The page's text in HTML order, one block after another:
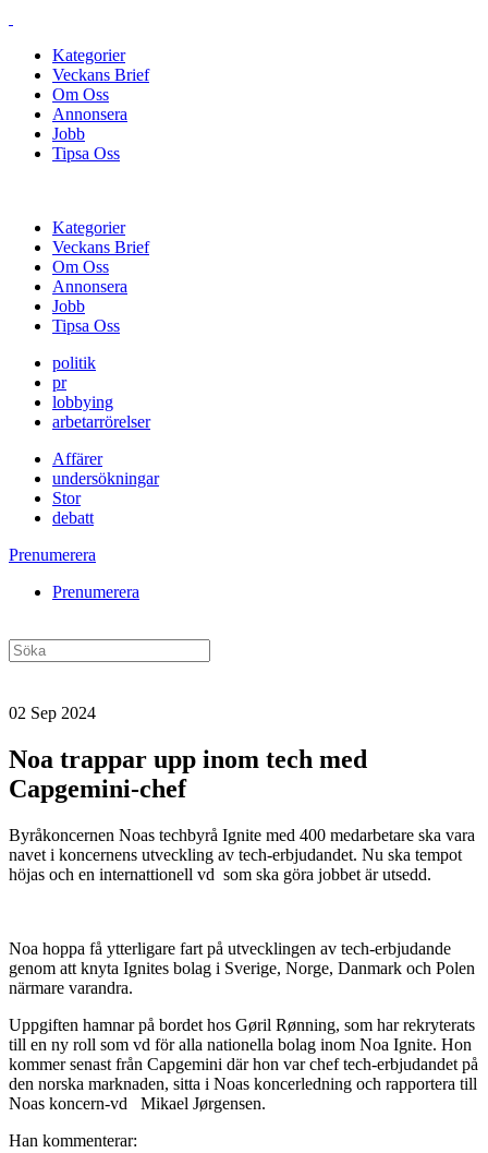
Kategorier
Veckans Brief
Om Oss
Annonsera
Jobb
Tipsa Oss
Kategorier
Veckans Brief
Om Oss
Annonsera
Jobb
Tipsa Oss
politik
pr
lobbying
arbetarrörelser
Affärer
undersökningar
Stor
debatt
Prenumerera
Prenumerera
02 Sep 2024
Noa trappar upp inom tech med
Capgemini-chef
Byråkoncernen Noas techbyrå Ignite med 400 medarbetare ska vara
navet i koncernens utveckling av tech-erbjudandet. Nu ska tempot
höjas och en internattionell vd som ska göra jobbet är utsedd.
Noa hoppa få ytterligare fart på utvecklingen av tech-erbjudande
genom att knyta Ignites bolag i Sverige, Norge, Danmark och Polen
närmare varandra.
Uppgiften hamnar på bordet hos Gøril Rønning, som har rekryterats
till en ny roll som vd för alla nationella bolag inom Noa Ignite. Hon
kommer senast från Capgemini där hon var chef tech-erbjudandet på
den norska marknaden, sitta i Noas koncerledning och rapportera till
Noas koncern-vd Mikael Jørgensen.
Han kommenterar: